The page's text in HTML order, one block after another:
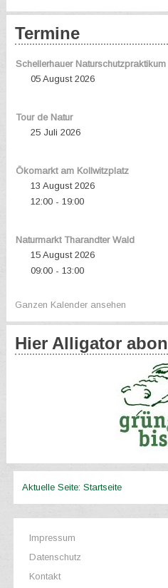
Termine
Schellerhauer Naturschutzpraktikum
05 August 2026
Tour de Natur
25 Juli 2026
Ökomarkt am Kollwitzplatz
13 August 2026
12:00- 19:00
Naturmarkt Tharandter Wald
15 August 2026
09:00- 13:00
Ganzen Kalender ansehen
Hier Alligator
Aktuelle Seite:Startseite
Impressum
Datenschutz
Kontakt